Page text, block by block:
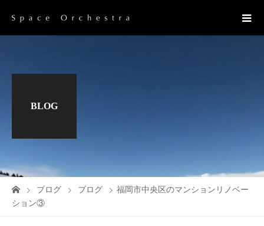
BLOG
ブログ ブログ
福岡市中央区のマンションリノベー
ション③